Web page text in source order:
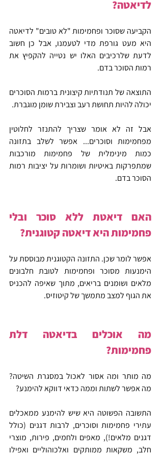
לדיאטה?
רמות הסוכר בדם.
יכולה להיות תחושת רעב וצבירת שומן מוגברת.
הסוכר בדם.
פחמימות היא דיאטה קטוגנית?
את הגוף למצב מתמשך של קיטוזיס.
פחמימות?
מה אפשר לשתות וממה כדאי דווקא להימנע?